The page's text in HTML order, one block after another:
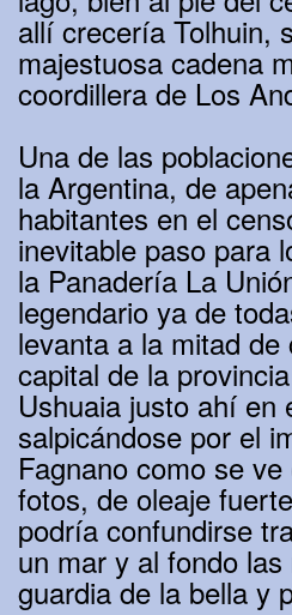
allí crecería Tolhuin,
majestuosa cadena
coordillera de Los
Una de las
la Argentina, de
habitantes en el
inevitable paso para
la Panadería La
legendario ya de
levanta a la mitad
capital de la
Ushuaia justo ahí en
salpicándose por el
Fagnano como se
fotos, de oleaje
podría confundirse
un mar y al fondo
guardia de la bella y